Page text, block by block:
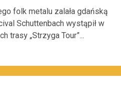
folk metalu zalała gdańską
Schuttenbach wystąpił w
trasy „Strzyga Tour”...